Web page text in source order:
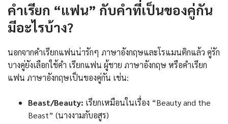
คำเรียก “แฟน” กับคำที่เป็นของคู่กัน
มีอะไรบ้าง?
นอกจากคําเรียกแฟนน่ารักๆ ภาษาอังกฤษและโรแมนติกแล้ว คู่รัก
บางคู่ยังเลือกใช้คํา เรียกแฟน ผู้ชาย ภาษาอังกฤษ หรือคําเรียก
แฟน ภาษาอังกฤษเป็นของคู่กัน เช่น:
Beast/Beauty: เรียกเหมือนในเรื่อง “Beauty and the
Beast” (นางงามกับอสูร)